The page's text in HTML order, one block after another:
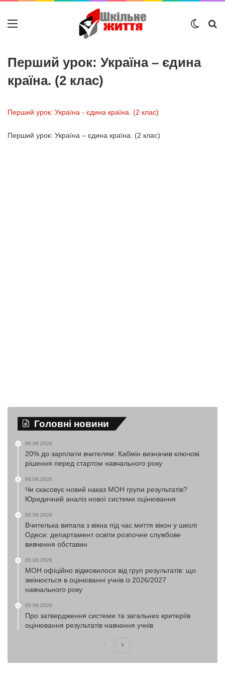
Меню
Перший урок: Україна – єдина
країна. (2 клас)
Перший урок: Україна - єдина країна. (2 клас)
Перший урок: Україна – єдина країна. (2 клас)
Головні новини
06.08.2026
20% до зарплати вчителям: Кабмін визначив ключові
рішення перед стартом навчального року
06.08.2026
Чи скасовує новий наказ МОН групи результатів?
Юридичний аналіз нової системи оцінювання
05.08.2026
Вчителька випала з вікна під час миття вікон у школі
Одеси: департамент освіти розпочне службове
вивчення обставин
05.08.2026
МОН офіційно відмовилося від груп результатів: що
змінюється в оцінюванні учнів із 2026/2027
навчального року
05.08.2026
Про затвердження системи та загальних критеріїв
оцінювання результатів навчання учнів
ПопередняНаступна